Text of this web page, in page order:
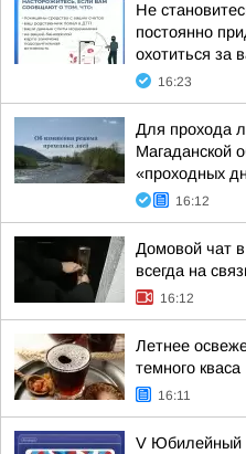
Не
постоянно
охотиться за
16:23
Для прохода
Магаданской
«проходных
16:12
Домовой чат
всегда на
16:12
Летнее
темного кваса
16:11
V Юбилейный